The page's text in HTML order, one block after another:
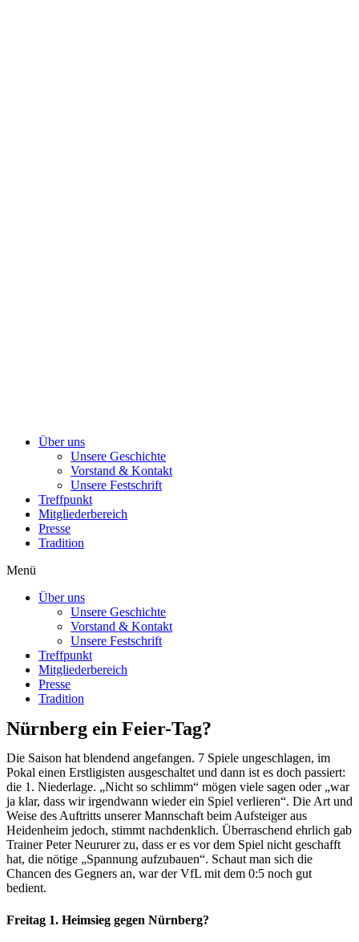
Über uns
Unsere Geschichte
Vorstand & Kontakt
Unsere Festschrift
Treffpunkt
Mitgliederbereich
Presse
Tradition
Menü
Über uns
Unsere Geschichte
Vorstand & Kontakt
Unsere Festschrift
Treffpunkt
Mitgliederbereich
Presse
Tradition
Nürnberg ein Feier-Tag?
Die Saison hat blendend angefangen. 7 Spiele ungeschlagen, im
Pokal einen Erstligisten ausgeschaltet und dann ist es doch passiert:
die 1. Niederlage. „Nicht so schlimm“ mögen viele sagen oder „war
ja klar, dass wir irgendwann wieder ein Spiel verlieren“. Die Art und
Weise des Auftritts unserer Mannschaft beim Aufsteiger aus
Heidenheim jedoch, stimmt nachdenklich. Überraschend ehrlich gab
Trainer Peter Neururer zu, dass er es vor dem Spiel nicht geschafft
hat, die nötige „Spannung aufzubauen“. Schaut man sich die
Chancen des Gegners an, war der VfL mit dem 0:5 noch gut
bedient.
Freitag 1. Heimsieg gegen Nürnberg?